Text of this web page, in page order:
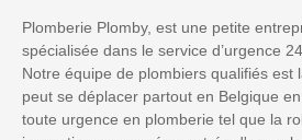
Plomberie Plomby, est une petite
spécialisée dans le service d’urgence
Notre équipe de plombiers qualifiés est
peut se déplacer partout en Belgique
toute urgence en plomberie tel que la